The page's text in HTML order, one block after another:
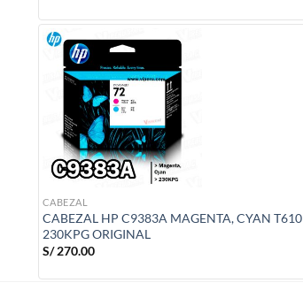
CABEZAL
CABEZAL HP C9383A MAGENTA, CYAN T610
230KPG ORIGINAL
S/270.00